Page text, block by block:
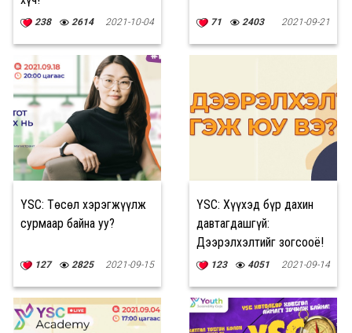
238 2614 2021-10-04 71 2403 2021-09-21
YSC: Төсөл хэрэгжүүлж
сурмаар байна уу?
127 2825 2021-09-15
YSC: Хүүхэд бүр дахин
давтагдашгүй:
Дээрэлхэлтийг зогсооё!
123 4051 2021-09-14